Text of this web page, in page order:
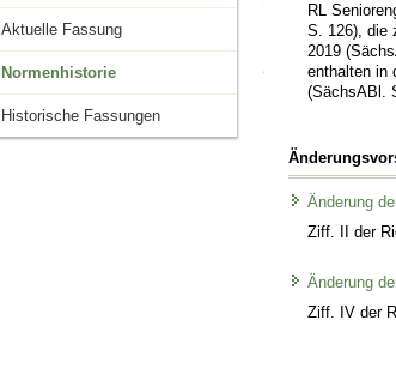
Aktuelle Fassung
Normenhistorie
Historische Fassungen
RL
S. 126), die
2019
enthalten in
(SächsABl.
Änderung
Ziff. II der
Änderung
Ziff. IV der